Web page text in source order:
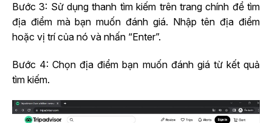
Bước 3: Sử dụng thanh tìm kiếm trên trang chính để tìm
địa điểm mà bạn muốn đánh giá. Nhập tên địa điểm
hoặc vị trí của nó và nhấn “Enter”.
Bước 4: Chọn địa điểm bạn muốn đánh giá từ kết quả
tìm kiếm.